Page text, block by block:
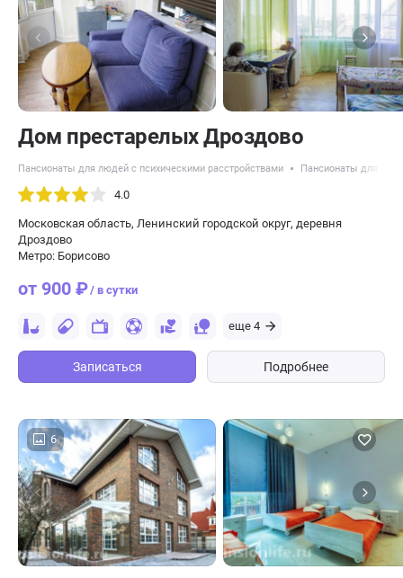
Дом престарелых Дроздово
Пансионаты для людей с психическими расстройствами Пансионаты для
4.0
Московская область, Ленинский городской округ, деревня
Дроздово
Метро: Борисово
от 900 ₽/ в сутки
еще 4
Записаться Подробнее
6